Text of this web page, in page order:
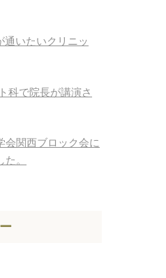
いたいクリニッ
科で院長が講演さ
会関西ブロック会に
。